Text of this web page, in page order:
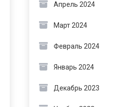
Апрель 2024
Март 2024
Февраль 2024
Январь 2024
Декабрь 2023